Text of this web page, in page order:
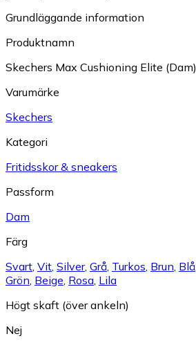
Grundläggande information
Produktnamn
Skechers Max Cushioning Elite (Dam)
Varumärke
Skechers
Kategori
Fritidsskor & sneakers
Passform
Dam
Färg
Svart Vit Silver, Grå Turkos Brun Blå
Grön Beige Rosa Lila
Högt skaft (över ankeln)
Nej